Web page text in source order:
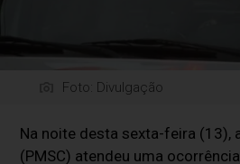
Foto: Divulgação
Na noite desta sexta-feira (13),
(PMSC) atendeu uma